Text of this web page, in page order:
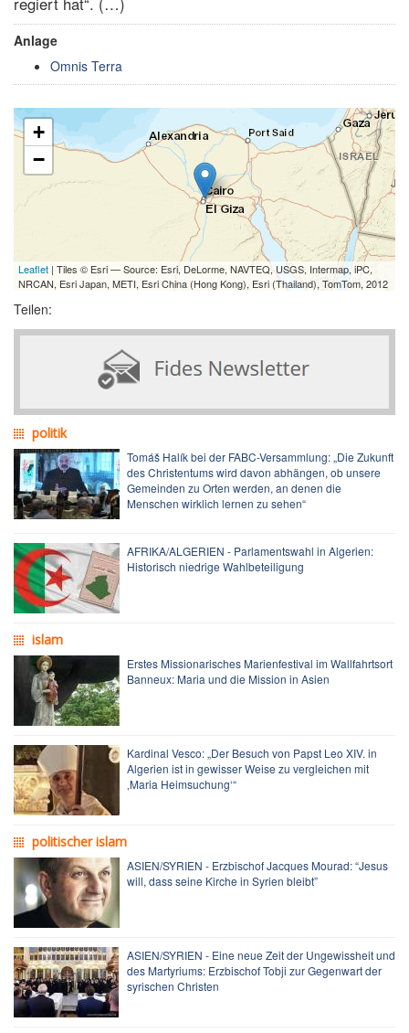
Anlage
Omnis Terra
+
−
Leaflet | Tiles © Esri — Source: Esri, DeLorme, NAVTEQ, USGS, Intermap, iPC,
NRCAN, Esri Japan, METI, Esri China (Hong Kong), Esri (Thailand), TomTom, 2012
Teilen:
politik
Tomáš Halík bei der FABC-Versammlung: „Die Zukunft
des Christentums wird davon abhängen, ob unsere
Gemeinden zu Orten werden, an denen die
Menschen wirklich lernen zu sehen“
AFRIKA/ALGERIEN - Parlamentswahl in Algerien:
Historisch niedrige Wahlbeteiligung
islam
Erstes Missionarisches Marienfestival im Wallfahrtsort
Banneux: Maria und die Mission in Asien
Kardinal Vesco: „Der Besuch von Papst Leo XIV. in
Algerien ist in gewisser Weise zu vergleichen mit
‚Maria Heimsuchung‘“
politischer islam
ASIEN/SYRIEN - Erzbischof Jacques Mourad: “Jesus
will, dass seine Kirche in Syrien bleibt”
ASIEN/SYRIEN - Eine neue Zeit der Ungewissheit und
des Martyriums: Erzbischof Tobji zur Gegenwart der
syrischen Christen